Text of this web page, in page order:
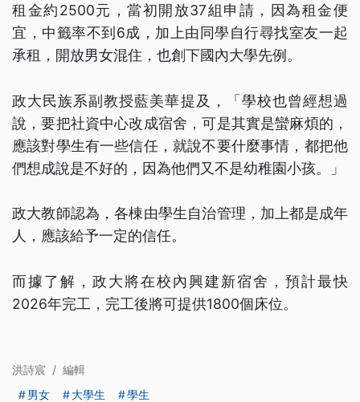
租金約2500元，當初開放37組申請，因為租金便
宜，中籤率不到6成，加上由同學自行尋找室友一起
承租，開放男女混住，也創下國內大學先例。
政大民族系副教授藍美華提及，「學校也曾經想過
說，要把社資中心改成宿舍，可是其實是蠻麻煩的，
應該對學生有一些信任，就說不要什麼事情，都把他
們想成說是不好的，因為他們又不是幼稚園小孩。」
政大教師認為，各棟由學生自治管理，加上都是成年
人，應該給予一定的信任。
而據了解，政大將在校內興建新宿舍，預計最快
2026年完工，完工後將可提供1800個床位。
洪詩宸 / 編輯
男女
大學生 學生